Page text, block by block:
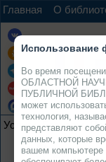
Главная О
Услуги Ресурсы
Использование
Во время
ОБЛАСТНОЙ
ПУБЛИЧНОЙ
может
технология,
представляют
данных, которые
вашем компьютере